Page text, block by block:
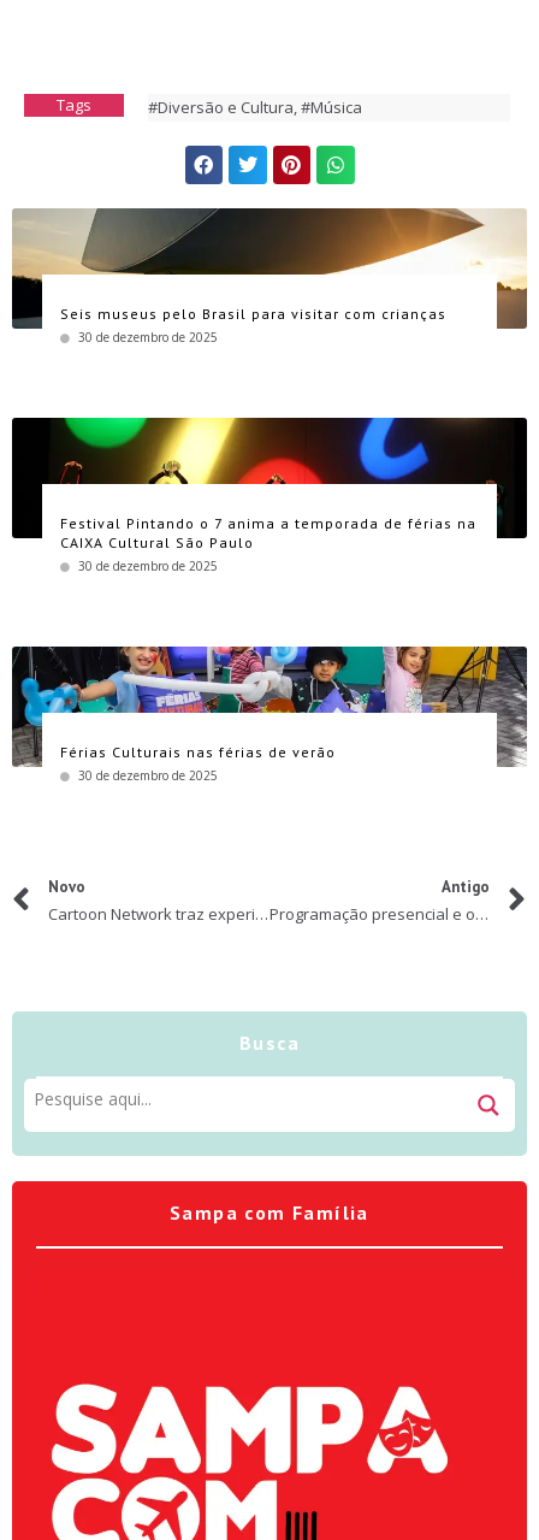
Tags #Diversão e Cultura,#Música
Seis museus pelo Brasil para visitar com crianças
30 de dezembro de 2025
Festival Pintando o 7 anima a temporada de férias na
CAIXA Cultural São Paulo
30 de dezembro de 2025
Férias Culturais nas férias de verão
30 de dezembro de 2025
Novo
Cartoon Network traz experiência digital inédita para Corrida Cartoon 2020
Antigo
Programação presencial e online para o feriado da Secretaria de Cultura e Economia Criativa de São Paulo
Busca
Sampa com Família